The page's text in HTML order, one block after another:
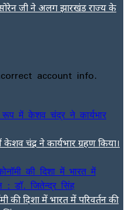
जी ने अलग झारखंड राज्य के
account info.
चंद्र ने कार्यभार ग्रहण किया।
की दिशा में भारत में परिवर्तन की